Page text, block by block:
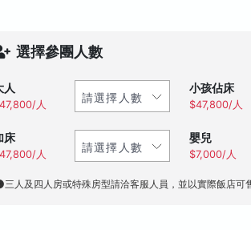
選擇參團人數
人
人
小孩佔床
$47,800/人
床
人
嬰兒
$7,000/人
三人及四人房或特殊房型請洽客服人員，並以實際飯店可